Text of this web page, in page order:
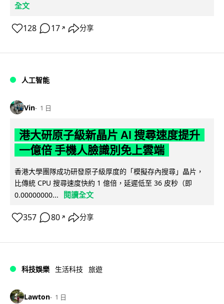
全文
128 17 ↗ 分享
人工智能
Vin 1 日
港大研原子級新晶片 AI 搜尋速度提升
一億倍 手機人臉識別免上雲端
香港大學團隊成功研發原子級厚度的「模擬存內搜尋」晶片，
比傳統 CPU 搜尋速度快約 1 億倍，延遲低至 36 皮秒（即
0.00000000...
閱讀全文
357 80 ↗ 分享
科技娛樂 生活科技 旅遊
Lawton 1 日